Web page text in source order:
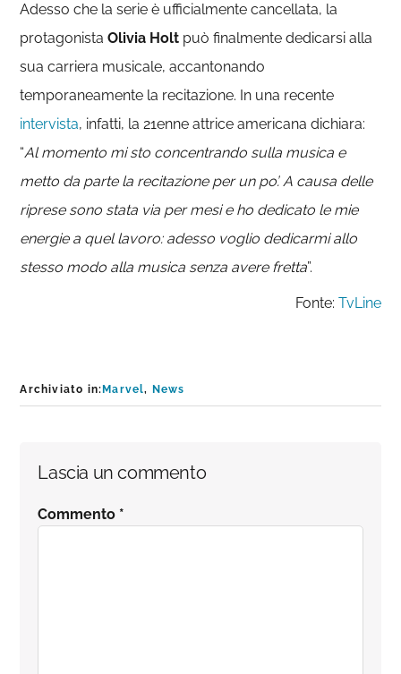
Adesso che la serie è ufficialmente cancellata, la
protagonistaOlivia Holt può finalmente dedicarsi alla
sua carriera musicale, accantonando
temporaneamente la recitazione. In una recente
intervista, infatti, la 21enne attrice americana dichiara:
“Al momento mi sto concentrando sulla musica e
metto da parte la recitazione per un po’. A causa delle
riprese sono stata via per mesi e ho dedicato le mie
energie a quel lavoro: adesso voglio dedicarmi allo
stesso modo alla musica senza avere fretta”.
Fonte: TvLine
Archiviato in: Marvel, News
Interazioni
del
Lascia un commento
Commento *